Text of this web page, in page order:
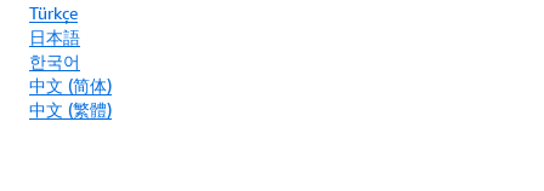
Türkçe
日本語
한국어
中文 (简体)
中文 (繁體)